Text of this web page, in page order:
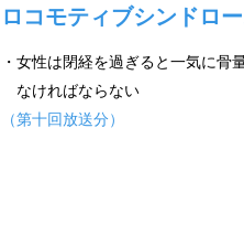
ロコモティブシンドロ
・女性は閉経を過ぎると一気に
なければならない
（第十回放送分）